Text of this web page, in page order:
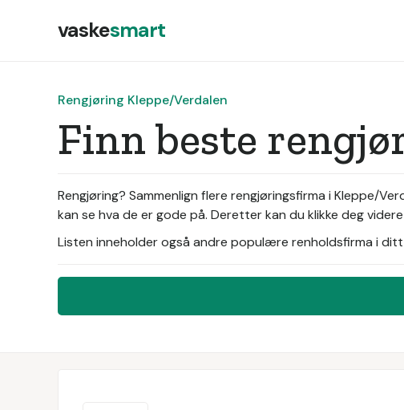
vaskesmart
Rengjøring Kleppe/Verdalen
Finn beste
Rengjøring? Sammenlign flere rengjøringsfirma i Kleppe/
kan se hva de er gode på. Deretter kan du klikke deg
Listen inneholder også andre populære renholdsfirma i